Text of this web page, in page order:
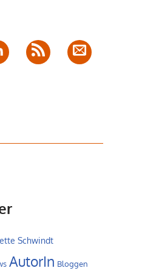
Feed
E-
Mail
Schwindt
AutorIn Bloggen